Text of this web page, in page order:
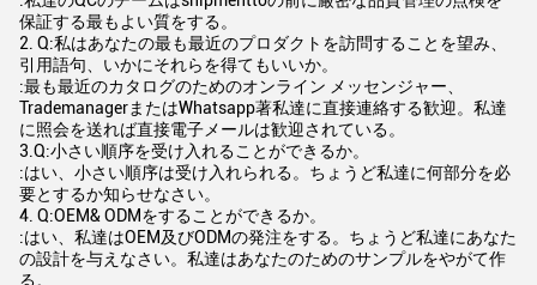
保証する最もよい質をする。
2. Q:私はあなたの最も最近のプロダクトを訪問することを望み、
引用語句、いかにそれらを得てもいいか。
:最も最近のカタログのためのオンライン メッセンジャー、
TrademanagerまたはWhatsapp著私達に直接連絡する歓迎。私達
に照会を送れば直接電子メールは歓迎されている。
3.Q:小さい順序を受け入れることができるか。
:はい、小さい順序は受け入れられる。ちょうど私達に何部分を必
要とするか知らせなさい。
4. Q:OEM& ODMをすることができるか。
:はい、私達はOEM及びODMの発注をする。ちょうど私達にあなた
の設計を与えなさい。私達はあなたのためのサンプルをやがて作
る。